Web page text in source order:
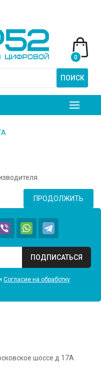
ПОИСК
0
ПРОДОЛЖИТЬ
ПОДПИСАТЬСЯ
Согласие на обработку
шоссе д 17А